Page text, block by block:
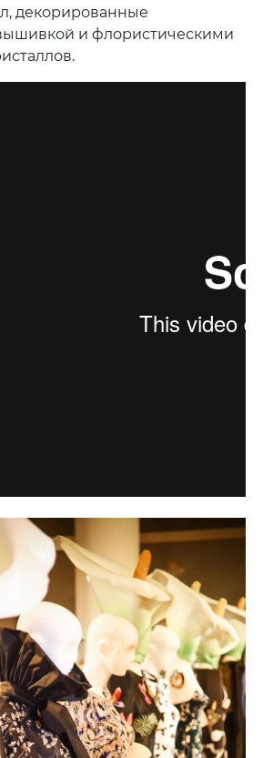
декорированные
и флористическими